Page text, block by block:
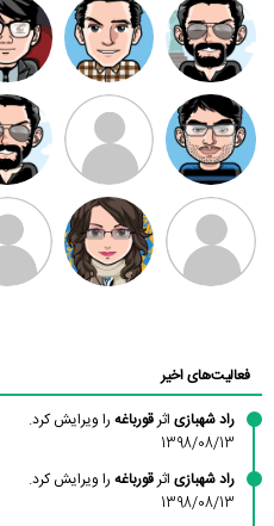
ممدرضا رضا کاظمی
مهدی فرهمند مهدی سلطانی داود
سامان راحمی امیردلتا
فعالیت‌های اخیر
راد شهبازی اثرقورباغه را ویرایش کرد.
1398/08/13
راد شهبازی اثرقورباغه را ویرایش کرد.
1398/08/13